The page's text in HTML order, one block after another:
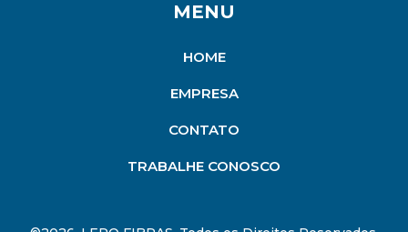
MENU
HOME
EMPRESA
CONTATO
TRABALHE CONOSCO